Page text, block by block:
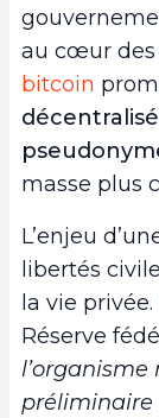
au cœur des
bitcoin
masse plus
L’enjeu
libertés
la vie
Réserve
l’organisme
préliminaire